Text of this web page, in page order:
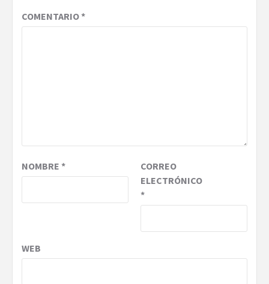
COMENTARIO*
NOMBRE *
CORREO
ELECTRÓNICO
*
WEB